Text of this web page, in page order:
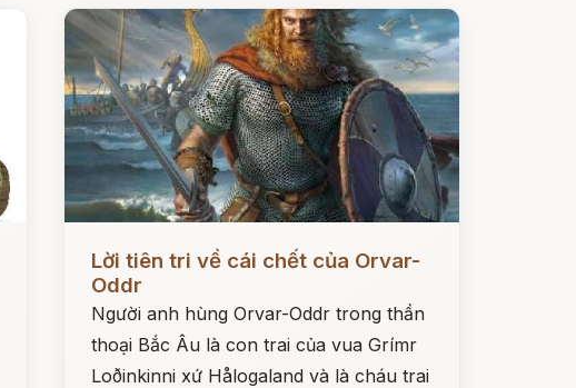
Lời tiên tri về cái chết của Orvar-
Oddr
Người anh hùng Orvar-Oddr trong thần
thoại Bắc Âu là con trai của vua Grímr
Loðinkinni xứ Hålogaland và là cháu trai